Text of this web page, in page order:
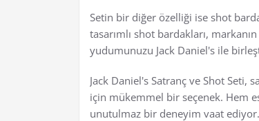
Setin bir diğer özelliği ise shot
tasarımlı shot bardakları,
yudumunuzu Jack Daniel's ile
Jack Daniel's Satranç ve Shot Seti,
için mükemmel bir seçenek. Hem
unutulmaz bir deneyim vaat